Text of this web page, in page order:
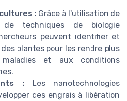
: Grâce à l'utilisation de
techniques de biologie
peuvent identifier et
plantes pour les rendre plus
et aux conditions
:Les nanotechnologies
des engrais à libération